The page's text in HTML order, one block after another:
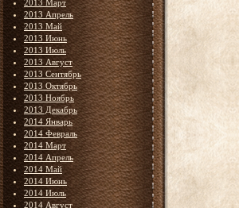
2013 Март
2013 Апрель
2013 Май
2013 Июнь
2013 Июль
2013 Август
2013 Сентябрь
2013 Октябрь
2013 Ноябрь
2013 Декабрь
2014 Январь
2014 Февраль
2014 Март
2014 Апрель
2014 Май
2014 Июнь
2014 Июль
2014 Август